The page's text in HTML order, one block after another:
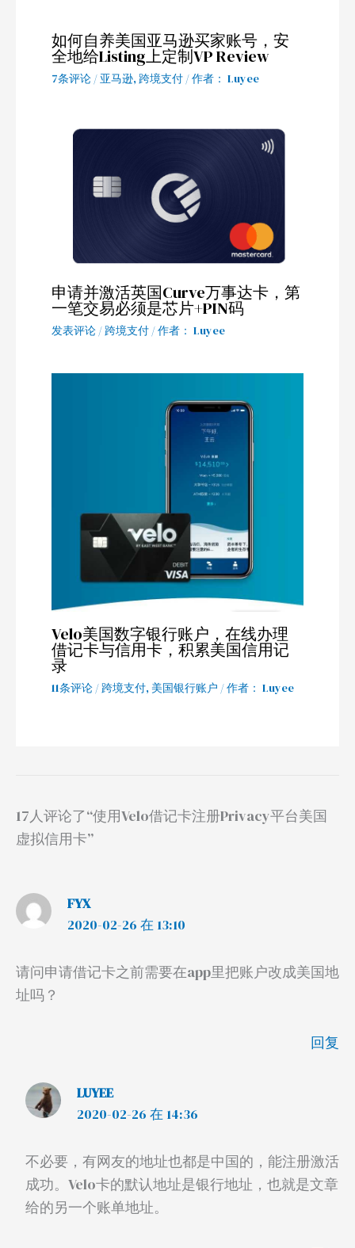
如何自养美国亚马逊买家账号，安
全地给Listing上定制VP Review
7条评论 /亚马逊,跨境支付 / 作者： Luyee
申请并激活英国Curve万事达卡，第
一笔交易必须是芯片+PIN码
发表评论 /跨境支付 / 作者： Luyee
Velo美国数字银行账户，在线办理
借记卡与信用卡，积累美国信用记
录
11条评论 /跨境支付, 美国银行账户 / 作者： Luyee
17人评论了“使用Velo借记卡注册Privacy平台美国
虚拟信用卡”
FYX
2020-02-26 在 13:10
请问申请借记卡之前需要在app里把账户改成美国地
址吗？
回复
LUYEE
2020-02-26 在 14:36
不必要，有网友的地址也都是中国的，能注册激活
成功。Velo卡的默认地址是银行地址，也就是文章
给的另一个账单地址。